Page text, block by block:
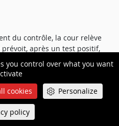
you control over what you want
cookies Personalize
policy
du contrôle, la cour relève
après un test positif,
de demander une contre-
et non un second test. Il
régulier et qu'il lui
test positif, de demander
n'a pas fait, refusant même